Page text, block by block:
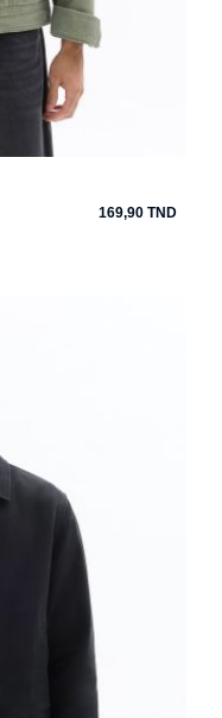
169,90 TND